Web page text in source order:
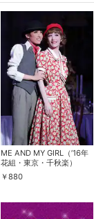
ME AND MY GIRL（’16年
花組・東京・千秋楽）
￥880